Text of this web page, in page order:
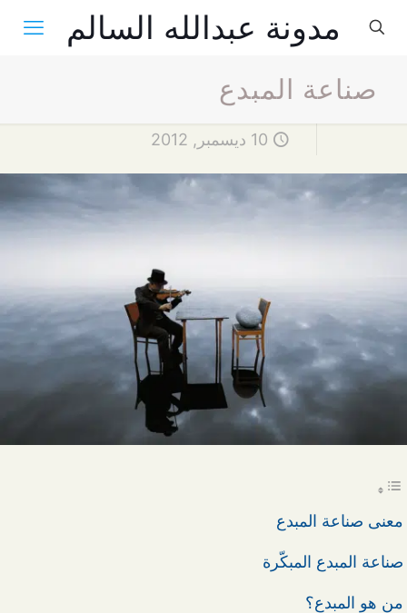
مدونة عبدالله السالم
صناعة المبدع
10 ديسمبر, 2012
معنى صناعة المبدع
صناعة المبدع المبكّرة
من هو المبدع؟